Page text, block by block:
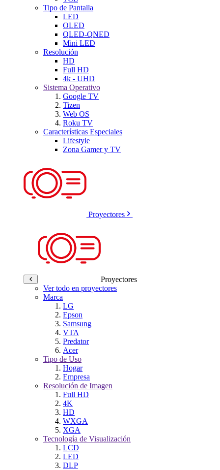
Tipo de Pantalla
LED
OLED
QLED-QNED
Mini LED
Resolución
HD
Full HD
4k - UHD
Sistema Operativo
Google TV
Tizen
Web OS
Roku TV
Características Especiales
Lifestyle
Zona Gamer y TV
Proyectores
Proyectores
Ver todo en proyectores
Marca
LG
Epson
Samsung
VTA
Predator
Acer
Tipo de Uso
Hogar
Empresa
Resolución de Imagen
Full HD
4K
HD
WXGA
XGA
Tecnología de Visualización
LCD
LED
DLP